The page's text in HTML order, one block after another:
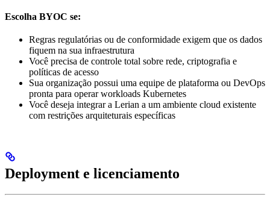
Escolha BYOC se:
Regras regulatórias ou de conformidade exigem que os dados
fiquem na sua infraestrutura
Você precisa de controle total sobre rede, criptografia e
políticas de acesso
Sua organização possui uma equipe de plataforma ou DevOps
pronta para operar workloads Kubernetes
Você deseja integrar a Lerian a um ambiente cloud existente
com restrições arquiteturais específicas
Deployment e licenciamento